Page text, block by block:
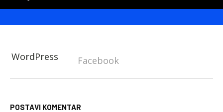
WordPress Facebook
POSTAVI KOMENTAR